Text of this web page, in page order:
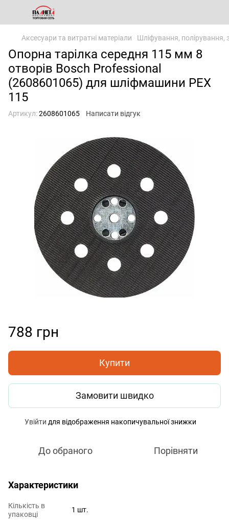
Аксесуари та витратні матеріали Шліфування, полірування,
Опорна тарілка середня 115 мм 8
отворів Bosch Professional
(2608601065) для шліфмашини PEX
115
Артикул:2608601065 Написати відгук
788 грн
Купити
Замовити швидко
Увійти для відображення накопичувальної знижки
До обраного Порівняти
Характеристики
Кількість в
упаковці
1 шт.